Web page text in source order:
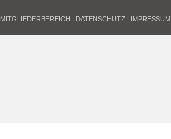
MITGLIEDERBEREICH | DATENSCHUTZ | IMPRESSUM